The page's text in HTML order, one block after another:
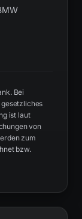
Bei
ist laut
von
zum
bzw.